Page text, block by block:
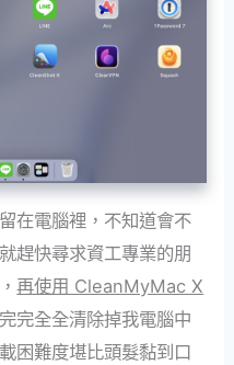
在電腦裡，不知道會不
趕快尋求資工專業的朋
，再使用 CleanMyMac X
完全全清除掉我電腦中
困難度堪比頭髮黏到口